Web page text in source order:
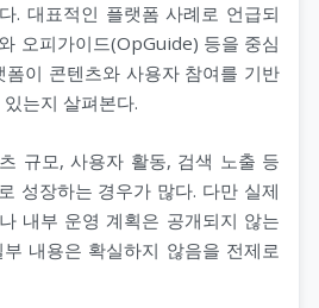
. 대표적인 플랫폼 사례로 언급되
와 오피가이드(OpGuide) 등을 중심
이 콘텐츠와 사용자 참여를 기반
는지 살펴본다.
규모, 사용자 활동, 검색 노출 등
성장하는 경우가 많다. 다만 실제
내부 운영 계획은 공개되지 않는
내용은 확실하지 않음을 전제로